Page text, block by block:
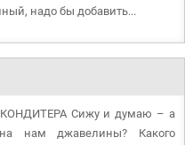
надо бы добавить...
Сижу и думаю – а
нам джавелины? Какого